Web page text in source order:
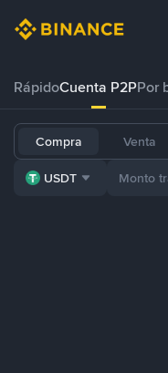
RápidoCuenta P2PPor
Compra Venta
USDT